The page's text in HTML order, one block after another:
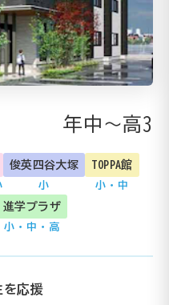
年中～高3
俊英四谷大塚
小
TOPPA館
小・中
進学プラザ
小・中・高
を応援